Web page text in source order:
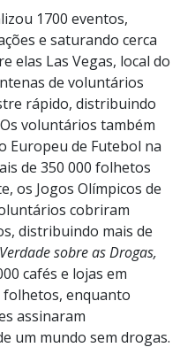
1700 eventos,
e saturando cerca
elas Las Vegas, local do
de voluntários
rápido, distribuindo
voluntários também
Europeu de Futebol na
de 350 000 folhetos
os Jogos Olímpicos de
cobriram
distribuindo mais de
sobre as Drogas,
cafés e lojas em
enquanto
assinaram
um mundo sem drogas.